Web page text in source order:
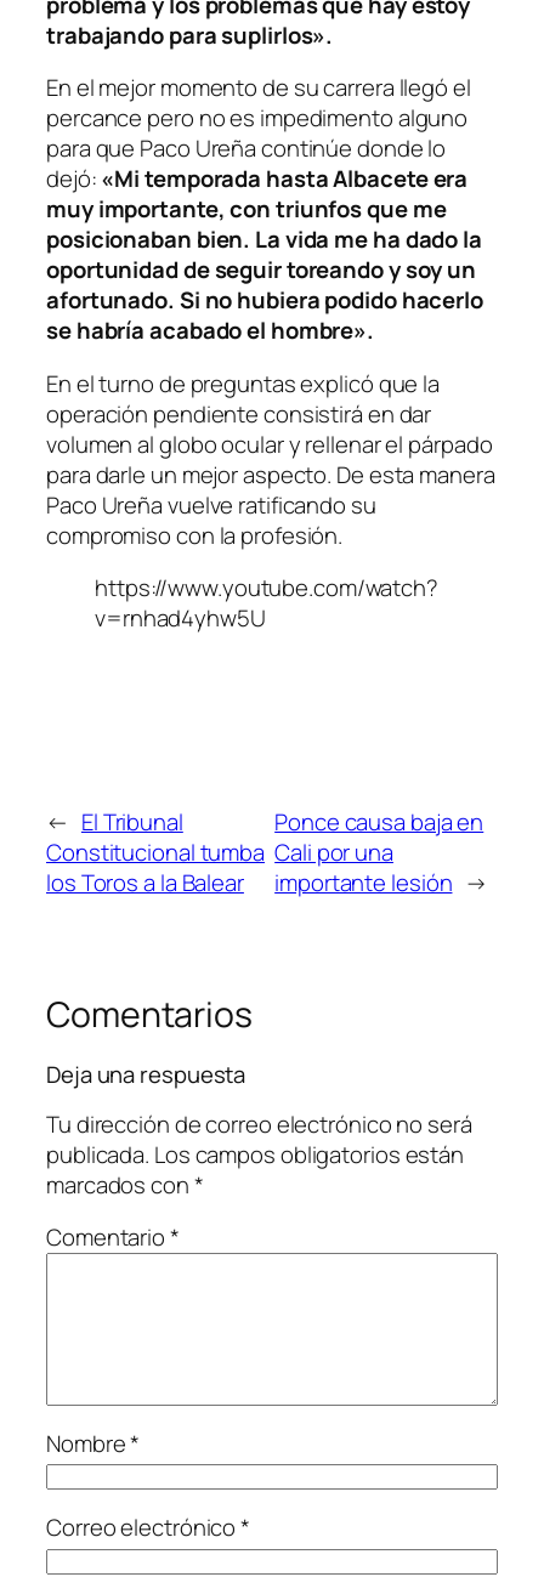
trabajando para suplirlos».
En el mejor momento de su carrera llegó el
percance pero no es impedimento alguno
para que Paco Ureña continúe donde lo
dejó:«Mi temporada hasta Albacete era
muy importante, con triunfos que me
posicionaban bien. La vida me ha dado la
oportunidad de seguir toreando y soy un
afortunado. Si no hubiera podido hacerlo
se habría acabado el hombre».
En el turno de preguntas explicó que la
operación pendiente consistirá en dar
volumen al globo ocular y rellenar el párpado
para darle un mejor aspecto. De esta manera
Paco Ureña vuelve ratificando su
compromiso con la profesión.
https://www.youtube.com/watch?
v=rnhad4yhw5U
← El Tribunal
Constitucional tumba
los Toros a la Balear
Ponce causa baja en
Cali por una
importante lesión →
Comentarios
Deja una respuesta
Tu dirección de correo electrónico no será
publicada. Los campos obligatorios están
marcados con*
Comentario*
Nombre*
Correo electrónico*